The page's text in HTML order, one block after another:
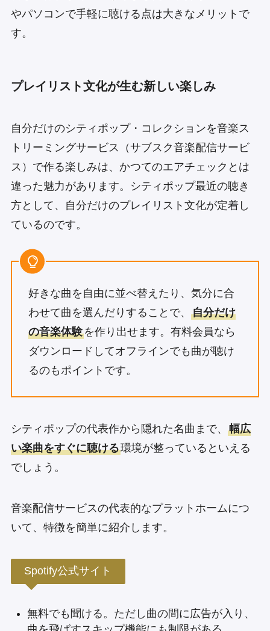
やパソコンで手軽に聴ける点は大きなメリットで
す。
プレイリスト文化が生む新しい楽しみ
自分だけのシティポップ・コレクションを音楽ス
トリーミングサービス（サブスク音楽配信サービ
ス）で作る楽しみは、かつてのエアチェックとは
違った魅力があります。シティポップ最近の聴き
方として、自分だけのプレイリスト文化が定着し
ているのです。
好きな曲を自由に並べ替えたり、気分に合
わせて曲を選んだりすることで、 自分だけ
の音楽体験を作り出せます。有料会員なら
ダウンロードしてオフラインでも曲が聴け
るのもポイントです。
シティポップの代表作から隠れた名曲まで、 幅広
い楽曲をすぐに聴ける環境が整っているといえる
でしょう。
音楽配信サービスの代表的なプラットホームにつ
いて、特徴を簡単に紹介します。
Spotify公式サイト
無料でも聞ける。ただし曲の間に広告が入り、